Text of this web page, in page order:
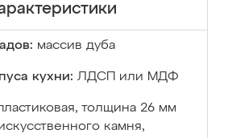
массив дуба
кухни: ЛДСП или МДФ
толщина 26 мм
камня,